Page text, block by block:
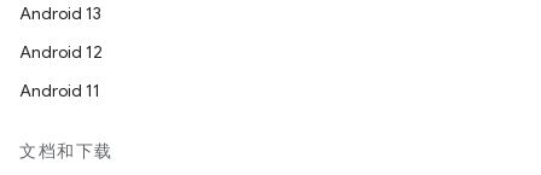
Android 13
Android 12
Android 11
文档和下载